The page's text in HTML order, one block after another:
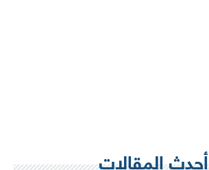
أحدث المقالات